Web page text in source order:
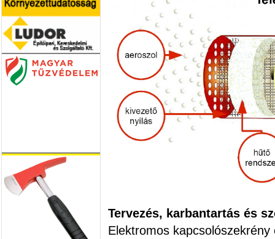
Tervezés, karbantartás és
Elektromos kapcsolószekrény